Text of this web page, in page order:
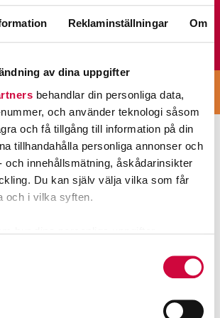
Reklaminställningar Om
av dina uppgifter
behandlar din personliga data,
och använder teknologi såsom
och få tillgång till information på din
tillhandahålla personliga annonser och
och innehållsmätning, åskådarinsikter
Du kan själv välja vilka som får
och i vilka syften.
hur dina personliga uppgifter
dra tillbaka ditt samtycke när som
till kalendern. Anmälningsblanketten
VÅRT STARKA LAG
BLI MEDLEM
sektorn och välfärdsområdena
strandväg 23, 00500 HELSINGFORS